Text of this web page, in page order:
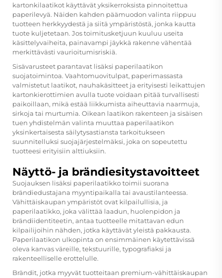
kartonkilaatikot käyttävät yksikerroksista pinnoitettua
paperilevyä. Näiden kahden päämuodon valinta riippuu
tuotteen herkkyydestä ja siitä ympäristöstä, jonka kautta
tuote kuljetetaan. Jos toimitusketjuun kuuluu useita
käsittelyvaiheita, painavampi jäykkä rakenne vähentää
merkittävästi vaurioitumisriskiä.
Sisävarusteet parantavat lisäksi paperilaatikon
suojatoimintoa. Vaahtomuovitulpat, paperimassasta
valmistetut laatikot, nauhakäsitteet ja erityisesti leikattujen
kartonkierottimien avulla tuote voidaan pitää turvallisesti
paikoillaan, mikä estää liikkumista aiheuttavia naarmuja,
sirkoja tai murtumia. Oikean laatikon rakenteen ja sisäisen
tuen yhdistelmän valinta muuttaa paperilaatikon
yksinkertaisesta säilytysastiansta tarkoitukseen
suunnitelluksi suojajärjestelmäksi, joka on sopeutettu
tuotteesi erityisiin alttiuksiin.
Näyttö- ja brändiesitystavoitteet
Suojauksen lisäksi paperilaatikko toimii suorana
brändiedustajana myyntipaikalla tai avaustilanteessa.
Vähittäiskaupan ympäristöt ovat kilpailullisia, ja
paperilaatikko, joka välittää laadun, huolenpidon ja
brändiidentiteetin, antaa tuotteelle mitattavan edun
kilpailijoihin nähden, jotka käyttävät yleistä pakkausta.
Paperilaatikon ulkopinta on ensimmäinen käytettävissä
oleva kanvas väreille, tekstuurille, typografiaksi ja
rakenteelliselle erottelulle.
Brändit, jotka myyvät tuotteitaan premium-vähittäiskaupan